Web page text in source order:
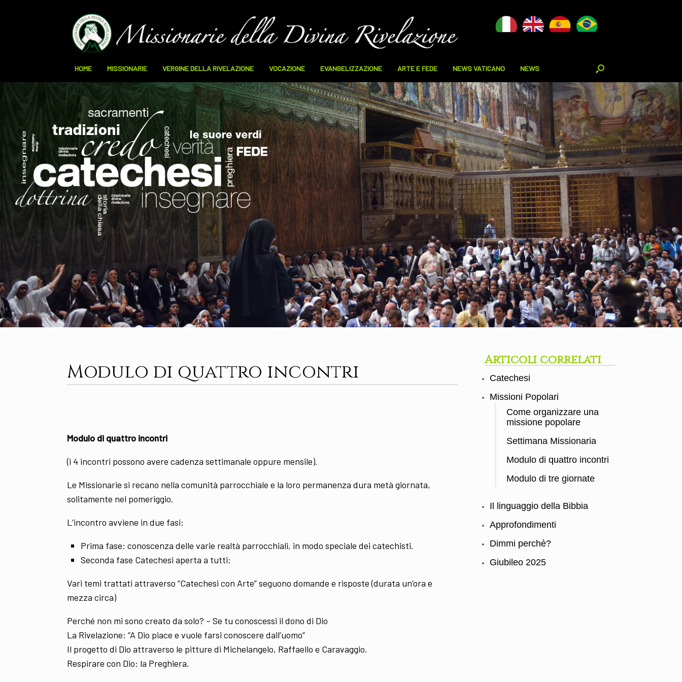
HOME MISSIONARIE VERGINE DELLA RIVELAZIONE VOCAZIONE EVANGELIZZAZIONE ARTE E FEDE NEWS VATICANO NEWS
Modulo di quattro incontri
Modulo di quattro incontri
(i 4 incontri possono avere cadenza settimanale oppure mensile).
Le Missionarie si recano nella comunità parrocchiale e la loro permanenza dura metà giornata,
solitamente nel pomeriggio.
L’incontro avviene in due fasi:
Prima fase: conoscenza delle varie realtà parrocchiali, in modo speciale dei catechisti.
Seconda fase Catechesi aperta a tutti:
Vari temi trattati attraverso “Catechesi con Arte” seguono domande e risposte (durata un’ora e
mezza circa)
Perché non mi sono creato da solo? – Se tu conoscessi il dono di Dio
La Rivelazione: “A Dio piace e vuole farsi conoscere dall’uomo”
Il progetto di Dio attraverso le pitture di Michelangelo, Raffaello e Caravaggio.
Respirare con Dio: la Preghiera.
Articoli correlati
Catechesi
Missioni Popolari
Come organizzare una
missione popolare
Settimana Missionaria
Modulo di quattro incontri
Modulo di tre giornate
Il linguaggio della Bibbia
Approfondimenti
Dimmi perchè?
Giubileo 2025